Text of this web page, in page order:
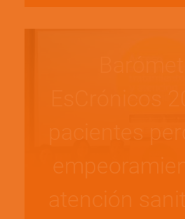
pacientes
atención